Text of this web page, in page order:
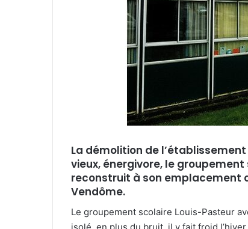
e
l
La démolition de
vieux, énergivore, le
reconstruit à son emplacement
Vendôme.
Le groupement scolaire Louis-Pasteur